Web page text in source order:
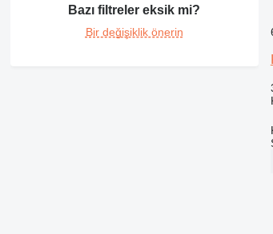
Bazı filtreler eksik mi?
Bir değişiklik önerin